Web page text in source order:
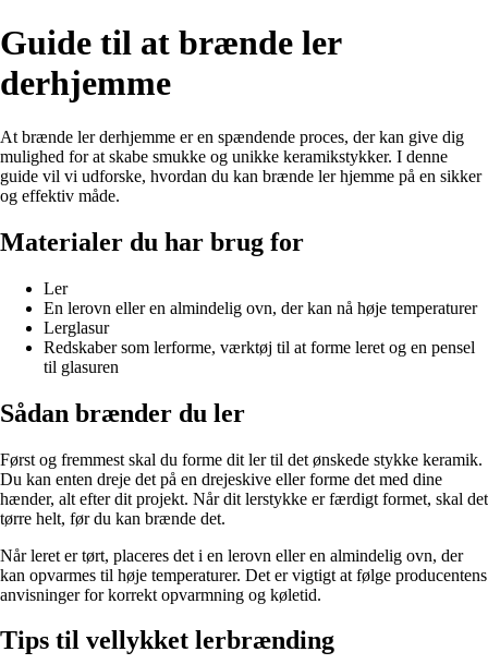
Guide til at brænde ler
derhjemme
At brænde ler derhjemme er en spændende proces, der kan give dig
mulighed for at skabe smukke og unikke keramikstykker. I denne
guide vil vi udforske, hvordan du kan brænde ler hjemme på en sikker
og effektiv måde.
Materialer du har brug for
Ler
En lerovn eller en almindelig ovn, der kan nå høje temperaturer
Lerglasur
Redskaber som lerforme, værktøj til at forme leret og en pensel
til glasuren
Sådan brænder du ler
Først og fremmest skal du forme dit ler til det ønskede stykke keramik.
Du kan enten dreje det på en drejeskive eller forme det med dine
hænder, alt efter dit projekt. Når dit lerstykke er færdigt formet, skal det
tørre helt, før du kan brænde det.
Når leret er tørt, placeres det i en lerovn eller en almindelig ovn, der
kan opvarmes til høje temperaturer. Det er vigtigt at følge producentens
anvisninger for korrekt opvarmning og køletid.
Tips til vellykket lerbrænding